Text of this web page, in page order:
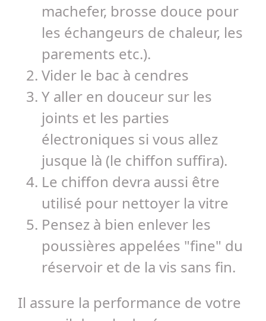
machefer, brosse douce pour
les échangeurs de chaleur, les
parements etc.).
Vider le bac à cendres
Y aller en douceur sur les
joints et les parties
électroniques si vous allez
jusque là (le chiffon suffira).
Le chiffon devra aussi être
utilisé pour nettoyer la vitre
Pensez à bien enlever les
poussières appelées "fine" du
réservoir et de la vis sans fin.
Il assure la performance de votre